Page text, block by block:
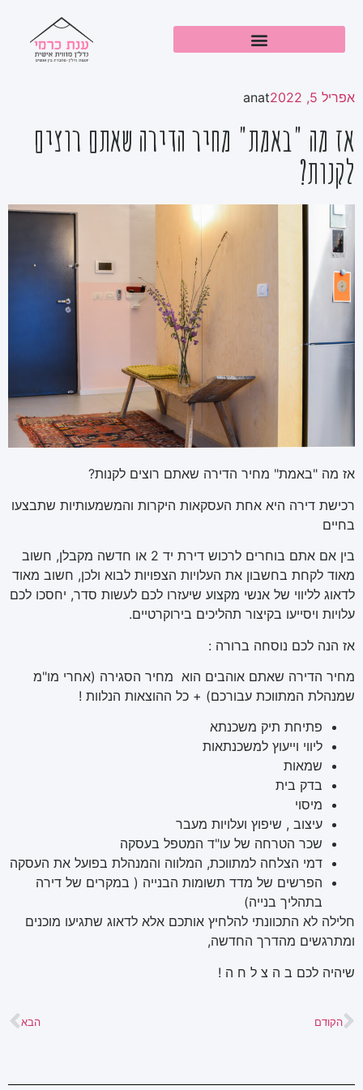
אפריל 5, 2022 anat
אז מה "באמת" מחיר הדירה שאתם רוצים
לקנות?
אז מה "באמת" מחיר הדירה שאתם רוצים לקנות?
רכישת דירה היא אחת העסקאות היקרות והמשמעותיות שתבצעו
בחיים
בין אם אתם בוחרים לרכוש דירת יד 2 או חדשה מקבלן, חשוב
מאוד לקחת בחשבון את העלויות הצפויות לבוא ולכן, חשוב מאוד
לדאוג לליווי של אנשי מקצוע שיעזרו לכם לעשות סדר, יחסכו לכם
עלויות ויסייעו בקיצור תהליכים בירוקרטיים.
אז הנה לכם נוסחה ברורה :
מחיר הדירה שאתם אוהבים הוא מחיר הסגירה (אחרי מו"מ
שמנהלת המתווכת עבורכם) + כל ההוצאות הנלוות !
פתיחת תיק משכנתא
ליווי וייעוץ למשכנתאות
שמאות
בדק בית
מיסוי
עיצוב , שיפוץ ועלויות מעבר
שכר הטרחה של עו"ד המטפל בעסקה
דמי הצלחה למתווכת, המלווה והמנהלת בפועל את העסקה
הפרשים של מדד תשומות הבנייה ( במקרים של דירה
בתהליך בנייה)
חלילה לא התכוונתי להלחיץ אותכם אלא לדאוג שתגיעו מוכנים
ומתרגשים מהדרך החדשה,
שיהיה לכם ב ה צ ל ח ה !
הקודם הבא